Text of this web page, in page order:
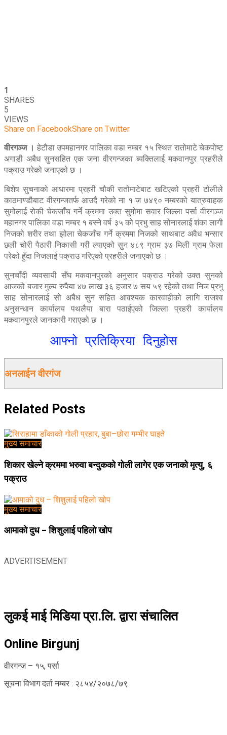
1
SHARES
5
VIEWS
Share on FacebookShare on Twitter
वीरगञ्ज । हेटौडा उपमहानगर पालिका वडा नम्बर १५ स्थित रातोमाटे चेकपोष्ट
अगाडी अबैध सुनसहित एक जना वीरगन्जका ब्यक्तिलाई मकवानपुर प्रहरीले
पक्राउ गरेको जनाएको छ ।
बिशेष सुचनाको आधारमा प्रहरी चौकी रातोमाटेबाट खटिएको प्रहरी टोलीले
काठमाण्डौबाट वीरगन्जतर्फ आउदै गरेको ना १ ज ७४९० नम्बरको यात्रुवाहक
सुमोलाई रोकी चेकजाँच गर्ने क्रममा उक्त सुमोमा सवार जिल्ला पर्सा वीरगञ्ज
महानगर पालिका वडा नम्बर १ बस्ने वर्ष ३५ को प्रभु साह सोनारलाई शंका लागी
निजको शरीर तथा झोला चेकजाँच गर्ने क्रममा निजको साथबाट अवैध भन्सार
छली चोरी पैठारी निकासी गरी ल्याएको सुन ४८९ ग्राम ३७ मिली ग्राम फेला
परेको हुँदा निजलाई पक्राउ गरिएको प्रहरीले जनाएको छ ।
सुनचाँदी व्यवसायी सँघ मकवानपुरको अनुसार पक्राउ गरेको उक्त सुनको
आजको बजार मुल्य रुपैया ४७ लाख ३६ हजार ७ सय ५९ रहेको तथा निज प्रभु
साह सोनारलाई सो अबैध सुन सहित आवश्यक कारवाहीको लागि राजश्व
अनुसन्धान कार्यालय पथलैया बारा पठाईएको जिल्ला प्रहरी कार्यालय
मकवानपुरले जानकारी गराएको छ ।
आफ्नो प्रतिक्रिया दिनुहोस
अनलाईन वीरगंज
Related Posts
मुख्य समाचार
शिकार खेल्ने क्रममा भरुवा बन्दुकको गोली लागेर एक जनाको मृत्यु, ६
पक्राउ
मुख्य समाचार
आमाको दुध – शिशुलाई पहिलो खोप
ADVERTISEMENT
लुकई माई मिडिया प्रा.लि. द्वारा संचालित
Online Birgunj
वीरगन्ज – १५, पर्सा
सूचना विभाग दर्ता नम्बर : २८५४/२०७८/७९